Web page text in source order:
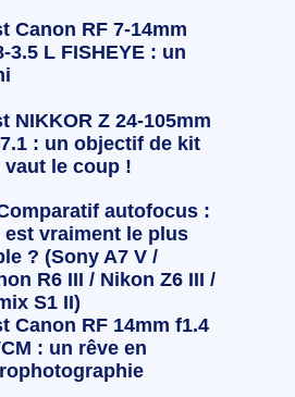
Canon RF 7-14mm
3.5 L FISHEYE : un
NIKKOR Z 24-105mm
: un objectif de kit
vaut le coup !
autofocus :
est vraiment le plus
? (Sony A7 V /
R6 III / Nikon Z6 III /
S1 II)
Canon RF 14mm f1.4
: un rêve en